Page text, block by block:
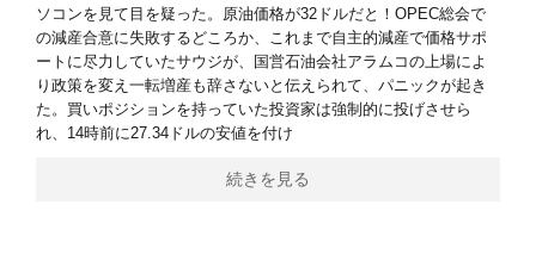
ソコンを見て目を疑った。原油価格が32ドルだと！OPEC総会で
の減産合意に失敗するどころか、これまで自主的減産で価格サポ
ートに尽力していたサウジが、国営石油会社アラムコの上場によ
り政策を変え一転増産も辞さないと伝えられて、パニックが起き
た。買いポジションを持っていた投資家は強制的に投げさせら
れ、14時前に27.34ドルの安値を付け
続きを見る